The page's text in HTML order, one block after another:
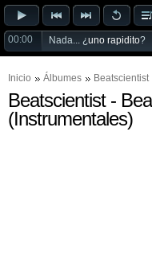
00:00 Nada... ¿uno rapidito?
Inicio Álbumes Beatscientist
Beatscientist -
(Instrumentales)